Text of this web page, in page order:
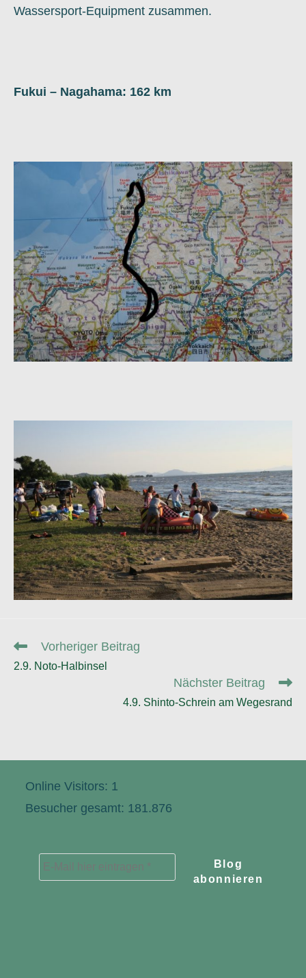
Wassersport-Equipment zusammen.
Fukui – Nagahama: 162 km
Weitere
ansehen
Vorheriger Beitrag
2.9. Noto-Halbinsel
Nächster Beitrag
4.9. Shinto-Schrein am Wegesrand
Online Visitors: 1
Besucher gesamt: 181.876
E-